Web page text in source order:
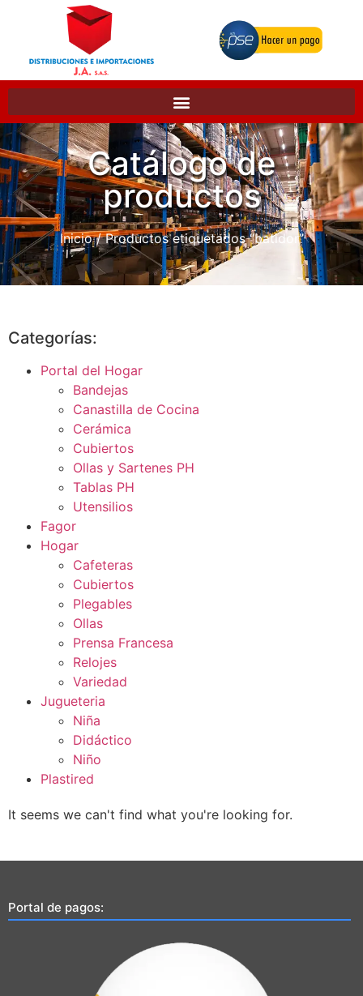
Catálogo de
productos
Inicio/ Productos etiquetados “batidor”
Categorías:
Portal del Hogar
Bandejas
Canastilla de Cocina
Cerámica
Cubiertos
Ollas y Sartenes PH
Tablas PH
Utensilios
Fagor
Hogar
Cafeteras
Cubiertos
Plegables
Ollas
Prensa Francesa
Relojes
Variedad
Jugueteria
Niña
Didáctico
Niño
Plastired
It seems we can't find what you're looking for.
Portal de pagos: